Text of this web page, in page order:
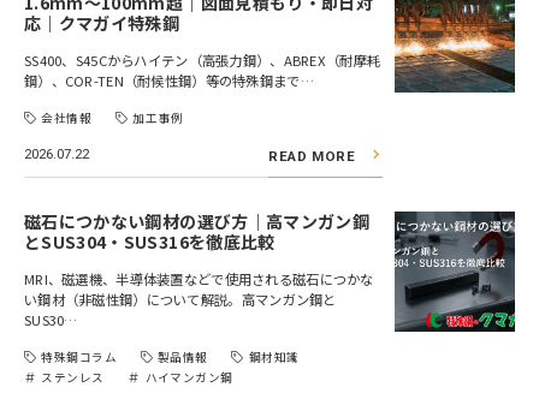
応｜クマガイ特殊鋼
SS400、S45Cからハイテン（高張力鋼）、ABREX（耐摩耗
鋼）、COR-TEN（耐候性鋼）等の特殊鋼まで…
会社情報 加工事例
2026.07.22 READ MORE
磁石につかない鋼材の選び方｜高マンガン鋼
とSUS304・SUS316を徹底比較
MRI、磁選機、半導体装置などで使用される磁石につかな
い鋼材（非磁性鋼）について解説。高マンガン鋼と
SUS30…
特殊鋼コラム 製品情報
鋼材知識
ステンレス
ハイマンガン鋼